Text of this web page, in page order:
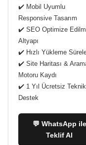
✔️ Mobil Uyumlu
Responsive Tasarım
✔️ SEO Optimize
Altyapı
✔️ Hızlı Yükleme
✔️ Site Haritası &
Motoru Kaydı
✔️ 1 Yıl Ücretsiz Teknik
Destek
💬 WhatsApp ile
Teklif Al